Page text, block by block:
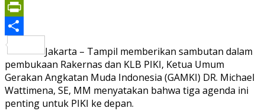
Print
PrintFriendly
Share
Jakarta – Tampil memberikan sambutan dalam
pembukaan Rakernas dan KLB PIKI, Ketua Umum
Gerakan Angkatan Muda Indonesia (GAMKI) DR. Michael
Wattimena, SE, MM menyatakan bahwa tiga agenda ini
penting untuk PIKI ke depan.